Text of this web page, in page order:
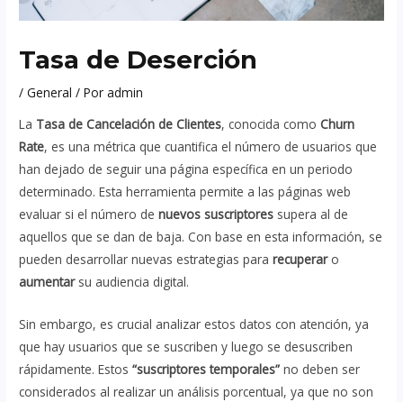
Tasa de Deserción
/General / Poradmin
La Tasa de Cancelación de Clientes, conocida comoChurn
Rate, es una métrica que cuantifica el número de usuarios que
han dejado de seguir una página específica en un periodo
determinado. Esta herramienta permite a las páginas web
evaluar si el número denuevos suscriptores supera al de
aquellos que se dan de baja. Con base en esta información, se
pueden desarrollar nuevas estrategias pararecuperaro
aumentarsu audiencia digital.
Sin embargo, es crucial analizar estos datos con atención, ya
que hay usuarios que se suscriben y luego se desuscriben
rápidamente. Estos“suscriptores temporales” no deben ser
considerados al realizar un análisis porcentual, ya que no son